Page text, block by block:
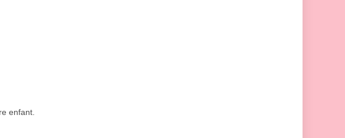
enfant.